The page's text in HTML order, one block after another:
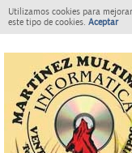
Utilizamos cookies para
este tipo de cookies. Aceptar